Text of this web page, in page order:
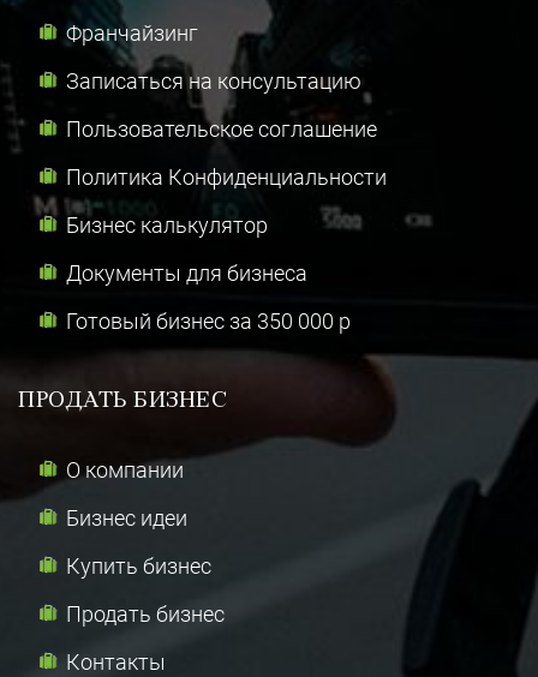
Франчайзинг
Записаться на консультацию
Пользовательское соглашение
Политика Конфиденциальности
Бизнес калькулятор
Документы для бизнеса
Готовый бизнес за 350 000 р
ПРОДАТЬ БИЗНЕС
О компании
Бизнес идеи
Купить бизнес
Продать бизнес
Контакты